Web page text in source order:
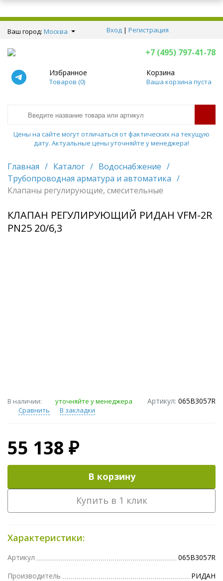
Ваш город: Москва Вход | Регистрация
+7 (495) 797-41-78
Избранное
Товаров (0)
Корзина
Ваша корзина пуста
Цены на сайте могут отличаться от фактических на текущую
дату. Актуальные цены уточняйте у менеджера!
Главная / Каталог / Водоснабжение /
Трубопроводная арматура и автоматика /
Клапаны регулирующие, смесительные
КЛАПАН РЕГУЛИРУЮЩИЙ РИДАН VFM-2R
PN25 20/6,3
В наличии: уточняйте у менеджера Артикул: 065B3057R
Сравнить В закладки
55 138 ₽
В корзину
Купить в 1 клик
Характеристики:
Артикул
065B3057R
Производитель
РИДАН